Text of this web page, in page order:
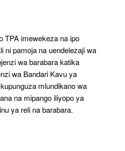
TPA imewekeza na ipo
ni pamoja na uendelezaji wa
wa barabara katika
wa Bandari Kavu ya
mlundikano wa
na mipango iliyopo ya
ya reli na barabara.